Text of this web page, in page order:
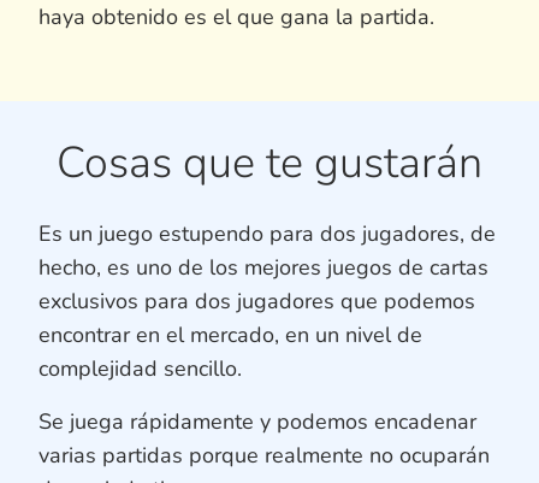
haya obtenido es el que gana la partida.
Cosas que te gustarán
Es un juego estupendo para dos jugadores, de
hecho, es uno de los mejores juegos de cartas
exclusivos para dos jugadores que podemos
encontrar en el mercado, en un nivel de
complejidad sencillo.
Se juega rápidamente y podemos encadenar
varias partidas porque realmente no ocuparán